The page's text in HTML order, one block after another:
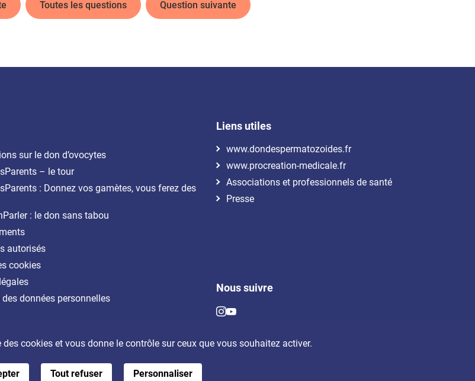
cookies et vous donne le contrôle sur ceux que vous souhaitez activer.
Tout refuser Personnaliser
Toutes les questions Question suivante
sur le don d’ovocytes
– le tour
: Donnez vos gamètes, vous ferez des
: le don sans tabou
autorisés
cookies
données personnelles
: partiellement conforme
Liens utiles
www.dondespermatozoides.fr
www.procreation-medicale.fr
Associations et professionnels de santé
Presse
Nous suivre